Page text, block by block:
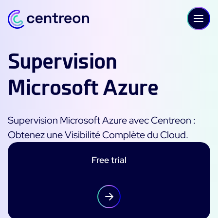
PLATEFORME
Centreon Infra Monitoring - Essai gratuit
Centreon Experience Monitoring - Démo Produit
IT Infrastructure Monitoring
Supervision
Microsoft Azure
Supervision Microsoft Azure avec Centreon :
Obtenez une Visibilité Complète du Cloud.
Free trial